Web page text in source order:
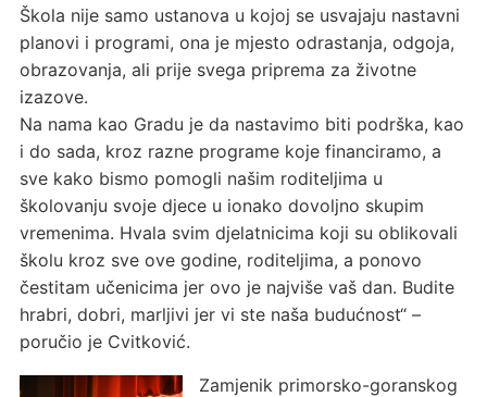
Škola nije samo ustanova u kojoj se usvajaju nastavni
planovi i programi, ona je mjesto odrastanja, odgoja,
obrazovanja, ali prije svega priprema za životne
izazove.
Na nama kao Gradu je da nastavimo biti podrška, kao
i do sada, kroz razne programe koje financiramo, a
sve kako bismo pomogli našim roditeljima u
školovanju svoje djece u ionako dovoljno skupim
vremenima. Hvala svim djelatnicima koji su oblikovali
školu kroz sve ove godine, roditeljima, a ponovo
čestitam učenicima jer ovo je najviše vaš dan. Budite
hrabri, dobri, marljivi jer vi ste naša budućnost“ –
poručio je Cvitković.
Zamjenik primorsko-goranskog